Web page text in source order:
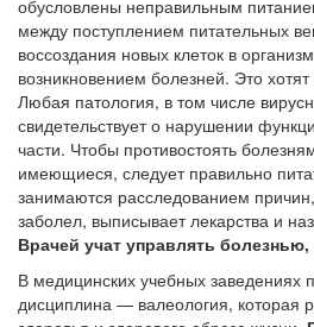
обусловлены неправильным
между поступлением питательных
воссоздания новых клеток в
возникновением болезней. Это
Любая патология, в том числе
свидетельствует о нарушении
части. Чтобы противостоять
имеющиеся, следует правильно
занимаются расследованием
заболел, выписывает лекарства и
Врачей учат управлять
В медицинских учебных заведениях
дисциплина — валеология, которая